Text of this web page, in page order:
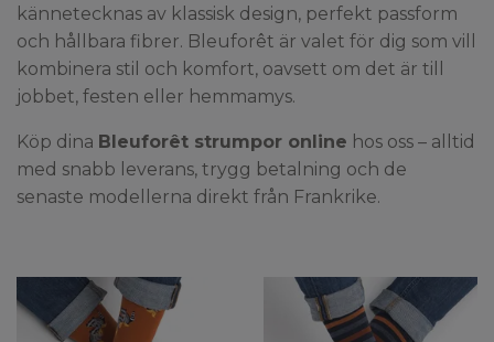
kännetecknas av klassisk design, perfekt passform
och hållbara fibrer. Bleuforêt är valet för dig som vill
kombinera stil och komfort, oavsett om det är till
jobbet, festen eller hemmamys.
Köp dina Bleuforêt strumpor online hos oss – alltid
med snabb leverans, trygg betalning och de
senaste modellerna direkt från Frankrike.